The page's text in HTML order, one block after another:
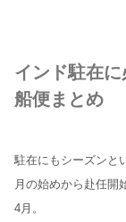
インド駐在
船便まとめ
駐在にもシーズンと
月の始めから赴任開
4月。